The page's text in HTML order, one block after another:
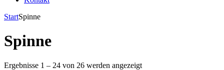
StartSpinne
Spinne
Ergebnisse 1 – 24 von 26 werden angezeigt